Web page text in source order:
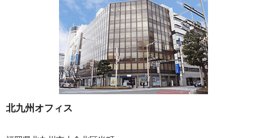
北九州オフィス